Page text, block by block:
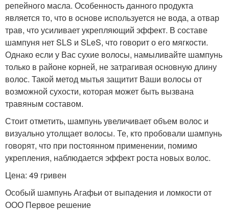
репейного масла. Особенность данного продукта
является то, что в основе используется не вода, а отвар
трав, что усиливает укрепляющий эффект. В составе
шампуня нет SLS и SLeS, что говорит о его мягкости.
Однако если у Вас сухие волосы, намыливайте шампунь
только в районе корней, не затрагивая основную длину
волос. Такой метод мытья защитит Ваши волосы от
возможной сухости, которая может быть вызвана
травяным составом.
Стоит отметить, шампунь увеличивает объем волос и
визуально утолщает волосы. Те, кто пробовали шампунь
говорят, что при постоянном применении, помимо
укрепления, наблюдается эффект роста новых волос.
Цена: 49 гривен
Особый шампунь Агафьи от выпадения и ломкости от
ООО Первое решение